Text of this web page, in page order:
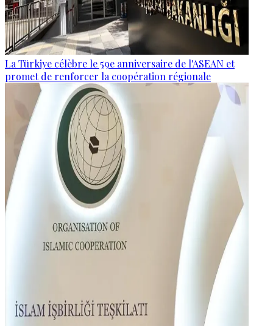
La Türkiye célèbre le 59e anniversaire de l'ASEAN et
promet de renforcer la coopération régionale